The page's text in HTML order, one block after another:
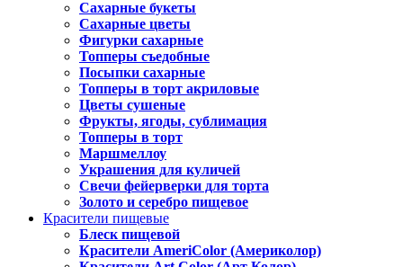
Сахарные букеты
Сахарные цветы
Фигурки сахарные
Топперы съедобные
Посыпки сахарные
Топперы в торт акриловые
Цветы сушеные
Фрукты, ягоды, сублимация
Топперы в торт
Маршмеллоу
Украшения для куличей
Свечи фейерверки для торта
Золото и серебро пищевое
Красители пищевые
Блеск пищевой
Красители AmeriColor (Америколор)